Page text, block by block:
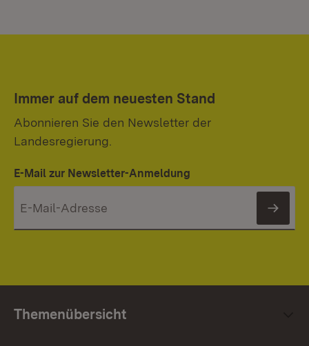
Immer auf dem neuesten Stand
Abonnieren Sie den Newsletter der
Landesregierung.
E-Mail zur Newsletter-Anmeldung
Themenübersicht